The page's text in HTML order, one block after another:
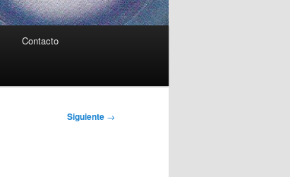
Contacto
Siguiente →